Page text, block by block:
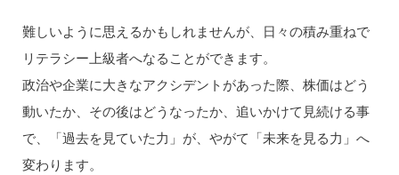
難しいように思えるかもしれませんが、日々の積み重ねで
リテラシー上級者へなることができます。
政治や企業に大きなアクシデントがあった際、株価はどう
動いたか、その後はどうなったか、追いかけて見続ける事
で、「過去を見ていた力」が、やがて「未来を見る力」へ
変わります。